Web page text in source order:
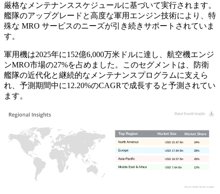
厳格なメンテナンススケジュールに基づいて実行されます。
艦隊のアップグレードと高度な軍用エンジン技術により、特
殊な MRO サービスのニーズが引き続きサポートされていま
す。
軍用機は2025年に152億6,000万米ドルに達し、航空機エンジ
ンMRO市場の27%を占めました。このセグメントは、防衛
艦隊の近代化と継続的なメンテナンスプログラムに支えら
れ、予測期間中に12.20%のCAGRで成長すると予測されてい
ます。
12%
USD 7.64 Bn
26%
USD 16.57 Bn
28%
USD 17.84 Bn
34%
USD 21.67 Bn